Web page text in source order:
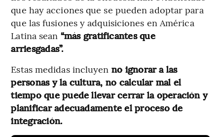
que hay acciones que se pueden adoptar para
que las fusiones y adquisiciones en América
Latina sean “más gratificantes que
arriesgadas”.
Estas medidas incluyen no ignorar a las
personas y la cultura, no calcular mal el
tiempo que puede llevar cerrar la operación y
planificar adecuadamente el proceso de
integración.